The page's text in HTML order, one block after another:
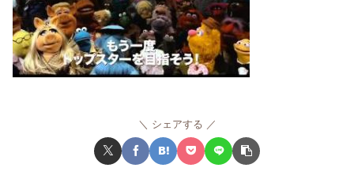
シェアする